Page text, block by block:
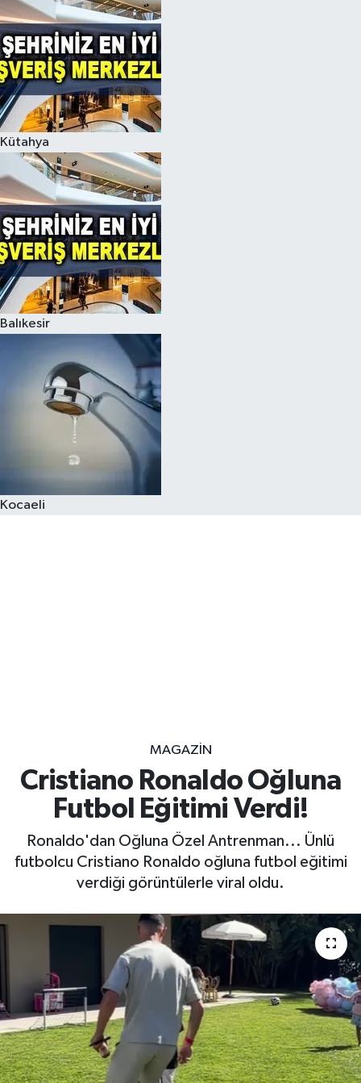
Kütahya
Balıkesir
Kocaeli
MAGAZİN
Cristiano Ronaldo Oğluna
Futbol Eğitimi Verdi!
Ronaldo'dan Oğluna Özel Antrenman... Ünlü
futbolcu Cristiano Ronaldo oğluna futbol eğitimi
verdiği görüntülerle viral oldu.